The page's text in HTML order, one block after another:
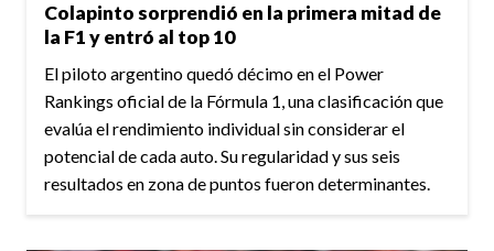
Colapinto sorprendió en la primera mitad de
la F1 y entró al top 10
El piloto argentino quedó décimo en el Power
Rankings oficial de la Fórmula 1, una clasificación que
evalúa el rendimiento individual sin considerar el
potencial de cada auto. Su regularidad y sus seis
resultados en zona de puntos fueron determinantes.